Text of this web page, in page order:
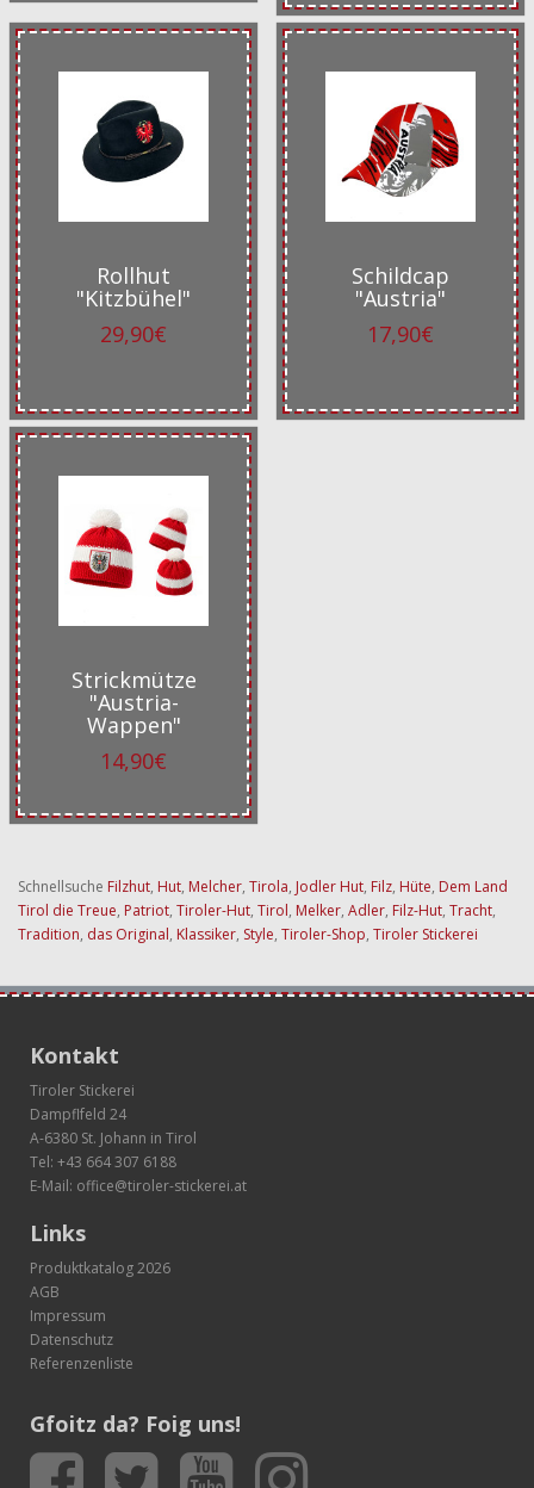
Rollhut
"Kitzbühel"
29,90€
Schildcap
"Austria"
17,90€
Strickmütze
"Austria-
Wappen"
14,90€
Schnellsuche Filzhut, Hut, Melcher, Tirola, Jodler Hut, Filz, Hüte, Dem Land
Tirol die Treue, Patriot, Tiroler-Hut, Tirol, Melker, Adler, Filz-Hut, Tracht,
Tradition, das Original, Klassiker, Style, Tiroler-Shop, Tiroler Stickerei
Kontakt
Tiroler Stickerei
Dampflfeld 24
A-6380 St. Johann in Tirol
Tel: +43 664 307 6188
E-Mail: office@tiroler-stickerei.at
Links
Produktkatalog 2026
AGB
Impressum
Datenschutz
Referenzenliste
Gfoitz da? Foig uns!